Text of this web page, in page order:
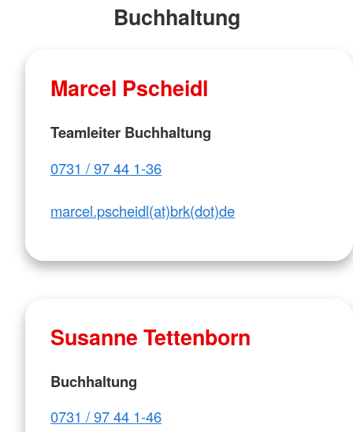
Buchhaltung
Marcel Pscheidl
Teamleiter Buchhaltung
0731 / 97 44 1-36
marcel.pscheidl(at)brk(dot)de
Susanne Tettenborn
Buchhaltung
0731 / 97 44 1-46